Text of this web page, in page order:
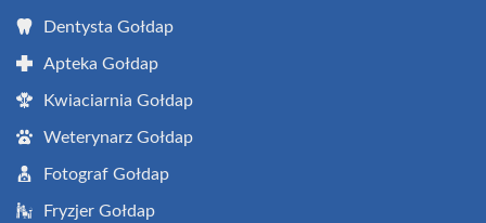
Dentysta Gołdap
Apteka Gołdap
Kwiaciarnia Gołdap
Weterynarz Gołdap
Fotograf Gołdap
Fryzjer Gołdap